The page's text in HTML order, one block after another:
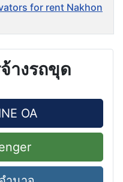
for rent Nakhon
างรถขุด
OA